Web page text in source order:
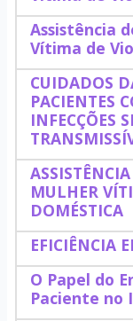
Assistência
Vítima de
CUIDADOS
PACIENTES
INFECÇÕES
MULHER
DOMÉSTICA
EFICIÊNCIA
O Papel do
Paciente